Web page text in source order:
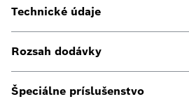
Technické údaje
Rozsah dodávky
Špeciálne príslušenstvo